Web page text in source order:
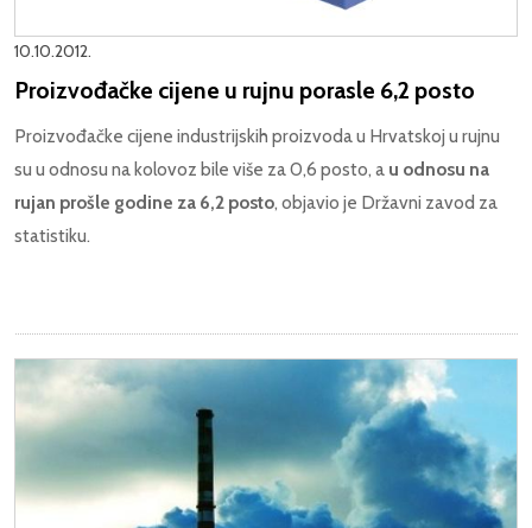
10.10.2012.
Proizvođačke cijene u rujnu porasle 6,2 posto
Proizvođačke cijene industrijskih proizvoda u Hrvatskoj u rujnu
su u odnosu na kolovoz bile više za 0,6 posto, a u odnosu na
rujan prošle godine za 6,2 posto, objavio je Državni zavod za
statistiku.